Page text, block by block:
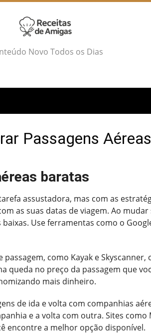
Novo Todos os Dias
Passagens
baratas
assustadora, mas com as
as suas datas de viagem. Ao
Use ferramentas como o
como Kayak e
queda no preço da passagem que
mais dinheiro.
de ida e volta com companhias
e a volta com outra. Sites
encontre a melhor opção disponível.